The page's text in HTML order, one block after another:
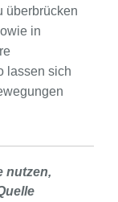
überbrücken
in
lassen sich
nutzen,